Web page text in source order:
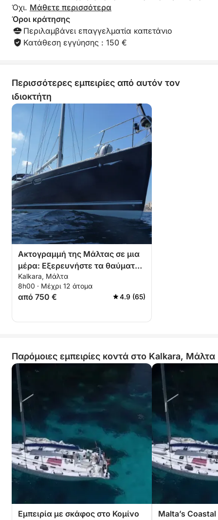
Όχι. Μάθετε περισσότερα
Όροι κράτησης
Περιλαμβάνει επαγγελματία καπετάνιο
Κατάθεση εγγύησης : 150 €
Περισσότερες εμπειρίες από αυτόν τον
ιδιοκτήτη
Ακτογραμμή της Μάλτας σε μια
μέρα: Εξερευνήστε τα θαύματα
της φύσης δίπλα στη θάλασσα
Kalkara, Μάλτα
8h00 · Μέχρι 12 άτομα
από 750 € 4.9 (65)
Παρόμοιες εμπειρίες κοντά στο Kalkara, Μάλτα
Εμπειρία με σκάφος στο Κομίνο
Malta’s